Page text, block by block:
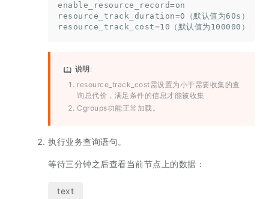
enable_resource_record=on
resource_track_duration=0（默认值为60s）
resource_track_cost=10（默认值为100000）
说明 :
resource_track_cost需设置为小于需要收集的查
询总代价，满足条件的信息才能被收集
Cgroups功能正常加载。
执行业务查询语句。
等待三分钟之后查看当前节点上的数据：